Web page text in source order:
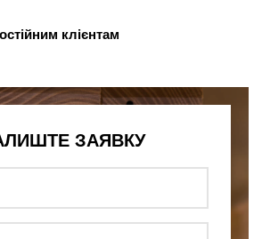
клієнтам
ЗАЯВКУ